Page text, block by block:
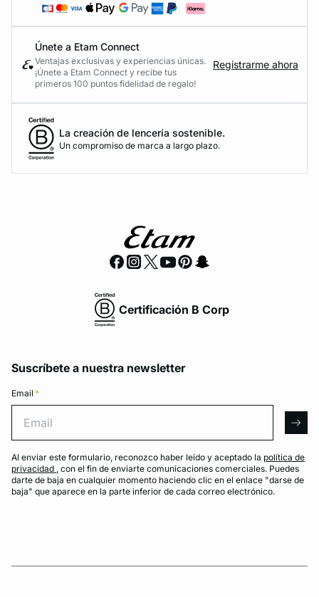
Únete a Etam Connect
Ventajas exclusivas y experiencias únicas.
¡Únete a Etam Connect y recibe tus
primeros 100 puntos fidelidad de regalo!
Registrarme ahora
La creación de lencería sostenible.
Un compromiso de marca a largo plazo.
Certificación B Corp
Suscríbete a nuestra newsletter
Email *
Al enviar este formulario, reconozco haber leído y aceptado la política de
privacidad , con el fin de enviarte comunicaciones comerciales. Puedes
darte de baja en cualquier momento haciendo clic en el enlace "darse de
baja" que aparece en la parte inferior de cada correo electrónico.